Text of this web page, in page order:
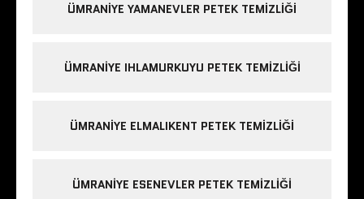
ÜMRANIYE YAMANEVLER PETEK TEMIZLIĞI
ÜMRANIYE IHLAMURKUYU PETEK TEMIZLIĞI
ÜMRANIYE ELMALIKENT PETEK TEMIZLIĞI
ÜMRANIYE ESENEVLER PETEK TEMIZLIĞI